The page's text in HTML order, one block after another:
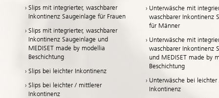
Slips mit integrierter, waschbarer
Inkontinenz Saugeinlage für Frauen
Slips mit integrierter, waschbarer
Inkontinenz Saugeinlage und
MEDISET made by modellia
Beschichtung
Slips bei leichter Inkontinenz
Slips bei leichter / mittlerer
Inkontinenz
Unterwäsche mit
waschbarer Inkontinenz
für Männer
Unterwäsche mit
waschbarer Inkontinenz
und MEDISET made by
Beschichtung
Unterwäsche bei
Inkontinenz